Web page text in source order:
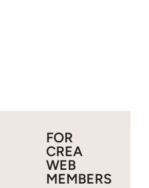
FOR
CREA
WEB
MEMBERS